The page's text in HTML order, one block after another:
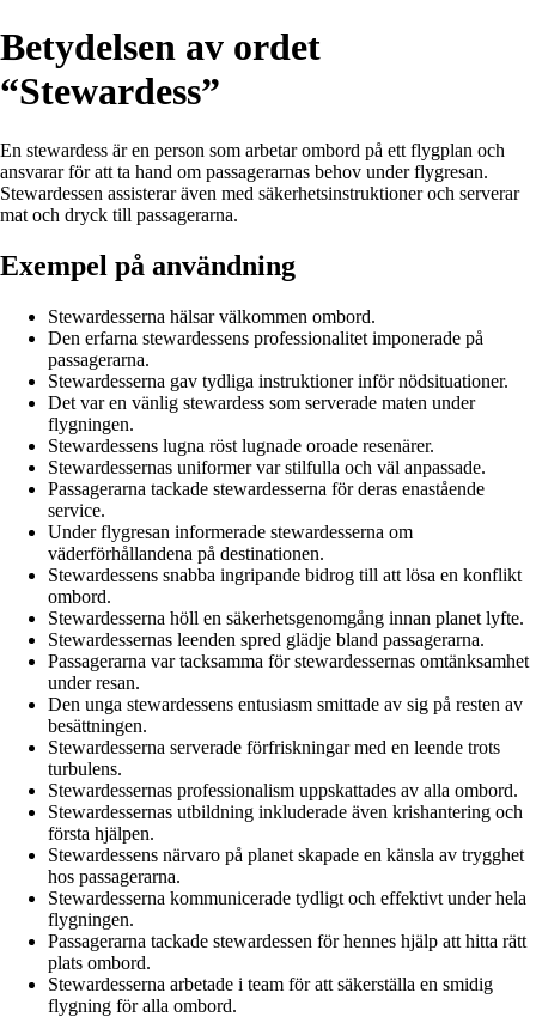
Betydelsen av ordet
“Stewardess”
En stewardess är en person som arbetar ombord på ett flygplan och
ansvarar för att ta hand om passagerarnas behov under flygresan.
Stewardessen assisterar även med säkerhetsinstruktioner och serverar
mat och dryck till passagerarna.
Exempel på användning
Stewardesserna hälsar välkommen ombord.
Den erfarna stewardessens professionalitet imponerade på
passagerarna.
Stewardesserna gav tydliga instruktioner inför nödsituationer.
Det var en vänlig stewardess som serverade maten under
flygningen.
Stewardessens lugna röst lugnade oroade resenärer.
Stewardessernas uniformer var stilfulla och väl anpassade.
Passagerarna tackade stewardesserna för deras enastående
service.
Under flygresan informerade stewardesserna om
väderförhållandena på destinationen.
Stewardessens snabba ingripande bidrog till att lösa en konflikt
ombord.
Stewardesserna höll en säkerhetsgenomgång innan planet lyfte.
Stewardessernas leenden spred glädje bland passagerarna.
Passagerarna var tacksamma för stewardessernas omtänksamhet
under resan.
Den unga stewardessens entusiasm smittade av sig på resten av
besättningen.
Stewardesserna serverade förfriskningar med en leende trots
turbulens.
Stewardessernas professionalism uppskattades av alla ombord.
Stewardessernas utbildning inkluderade även krishantering och
första hjälpen.
Stewardessens närvaro på planet skapade en känsla av trygghet
hos passagerarna.
Stewardesserna kommunicerade tydligt och effektivt under hela
flygningen.
Passagerarna tackade stewardessen för hennes hjälp att hitta rätt
plats ombord.
Stewardesserna arbetade i team för att säkerställa en smidig
flygning för alla ombord.